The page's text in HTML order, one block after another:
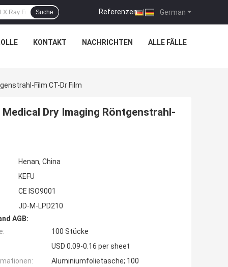
German
Referenzen |
Suche
KONTAKT NACHRICHTEN ALLE FÄLLE
Film CT-Dr Film
Medical Dry Imaging Röntgenstrahl-
Henan, China
KEFU
CE ISO9001
JD-M-LPD210
AGB:
100 Stücke
USD 0.09-0.16 per sheet
Aluminiumfolietasche; 100